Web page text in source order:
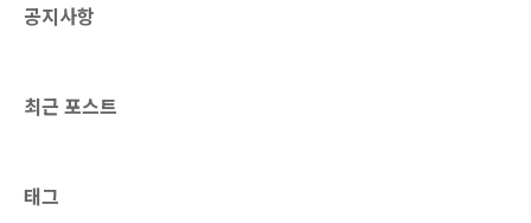
속의 공유경제서비스 들은 어떤 것이 있는지 소
형태로 침실은 별도로 쓰되 커뮤..
공지사항
최근 포스트
태그